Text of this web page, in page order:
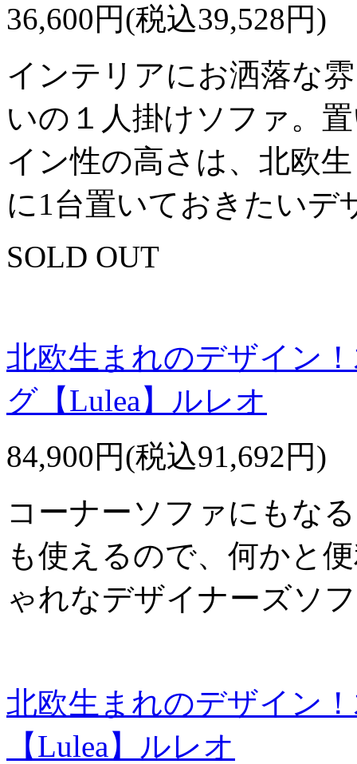
36,600円(税込39,528円)
インテリアにお洒落な
いの１人掛けソファ。
イン性の高さは、北欧
に1台置いておきたいデ
SOLD OUT
北欧生まれのデザイン
グ【Lulea】ルレオ
84,900円(税込91,692円)
コーナーソファにもな
も使えるので、何かと
ゃれなデザイナーズソ
北欧生まれのデザイン
【Lulea】ルレオ